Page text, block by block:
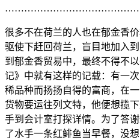
很多不在荷兰的人也在郁金香
驱使下赶回荷兰，盲目地加入
到郁金香贸易中，最终不得不
记》中就有这样的记载：有一
稀品种而扬扬自得的富商，在
货物要运往列文特，他便想揽
手到会计室打探详情。为了答
了水手一条红鲱鱼当早餐，没